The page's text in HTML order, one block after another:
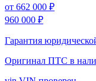
от 662 000 ₽
960 000 ₽
Гарантия
Оригинал ПТС в